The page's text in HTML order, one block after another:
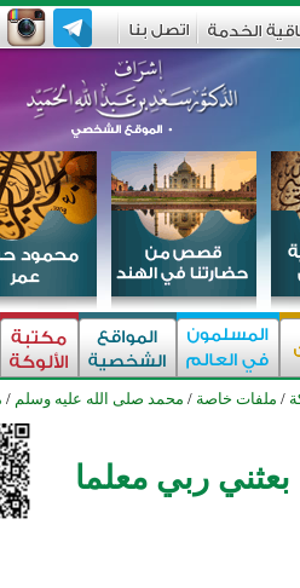
/ ملفات خاصة / محمد صلى الله عليه وسلم /
ربي معلما